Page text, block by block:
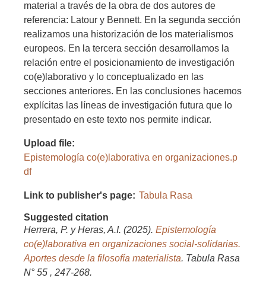
material a través de la obra de dos autores de
referencia: Latour y Bennett. En la segunda sección
realizamos una historización de los materialismos
europeos. En la tercera sección desarrollamos la
relación entre el posicionamiento de investigación
co(e)laborativo y lo conceptualizado en las
secciones anteriores. En las conclusiones hacemos
explícitas las líneas de investigación futura que lo
presentado en este texto nos permite indicar.
Upload file
Epistemología co(e)laborativa en organizaciones.p
df
Link to publisher's page Tabula Rasa
Suggested citation
Herrera, P. y Heras, A.I. (2025). Epistemología
co(e)laborativa en organizaciones social-solidarias.
Aportes desde la filosofía materialista. Tabula Rasa
N° 55 , 247-268.